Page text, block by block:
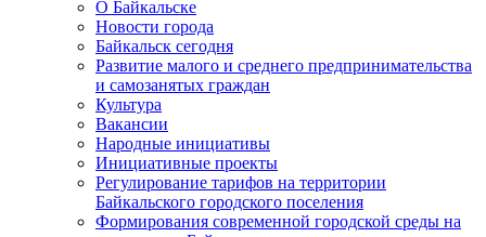
О Байкальске
Новости города
Байкальск сегодня
Развитие малого и среднего предпринимательства
и самозанятых граждан
Культура
Вакансии
Народные инициативы
Инициативные проекты
Регулирование тарифов на территории
Байкальского городского поселения
Формирования современной городской среды на